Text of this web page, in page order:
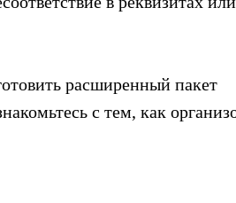
расширенный пакет
с тем, как